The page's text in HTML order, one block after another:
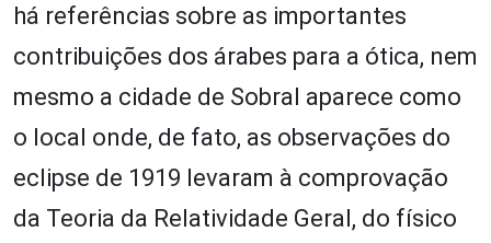
há referências sobre as importantes
contribuições dos árabes para a ótica, nem
mesmo a cidade de Sobral aparece como
o local onde, de fato, as observações do
eclipse de 1919 levaram à comprovação
da Teoria da Relatividade Geral, do físico